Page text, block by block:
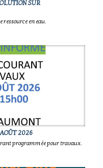
SUR
en eau.
2026
programmée pour travaux.